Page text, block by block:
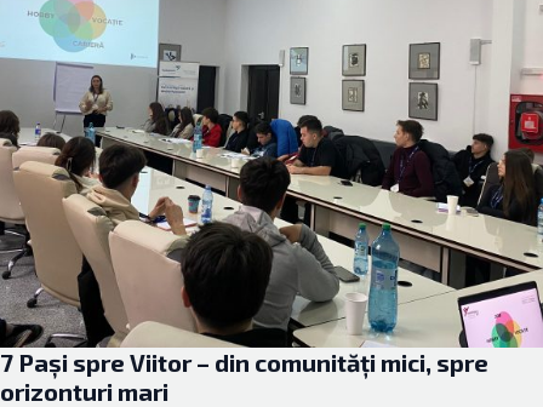
7 Pași spre Viitor – din comunități mici, spre
orizonturi mari